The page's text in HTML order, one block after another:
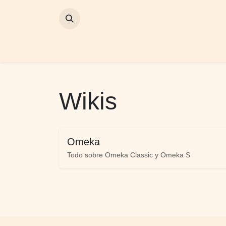
Wikis
Omeka
Todo sobre Omeka Classic y Omeka S